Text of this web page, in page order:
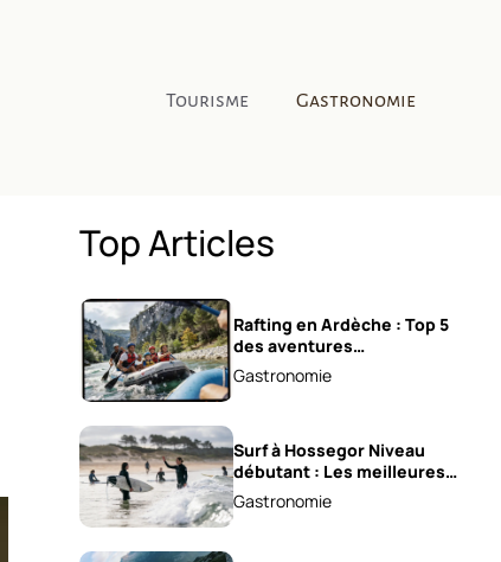
Tourisme Gastronomie
Top Articles
Rafting en Ardèche : Top 5
des aventures
incontournables !
Gastronomie
Surf à Hossegor Niveau
débutant : Les meilleures
écoles !
Gastronomie